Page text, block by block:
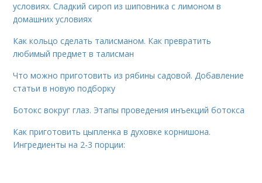
условиях. Сладкий сироп из шиповника с лимоном в
домашних условиях
Как кольцо сделать талисманом. Как превратить
любимый предмет в талисман
Что можно приготовить из рябины садовой. Добавление
статьи в новую подборку
Ботокс вокруг глаз. Этапы проведения инъекций ботокса
Как приготовить цыпленка в духовке корнишона.
Ингредиенты на 2-3 порции: